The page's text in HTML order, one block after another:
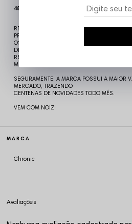
48:
REFERÊNCIA EM STREETWEAR, A CHRONIC,
PRODUTOS TODOS
OS TEMAS QUE AS DEMAIS TRATAM COMO
DIFERENCIADA, A MARCA
REPRESENTA A RUA E SUAS DIVERSAS
MESMICE E ENGESSAMENTO DO CENÁRIO.
SEGURAMENTE, A MARCA POSSUI A MAIOR
MERCADO, TRAZENDO
CENTENAS DE NOVIDADES TODO MÊS.
VEM COM NOIZ!
MARCA
Chronic